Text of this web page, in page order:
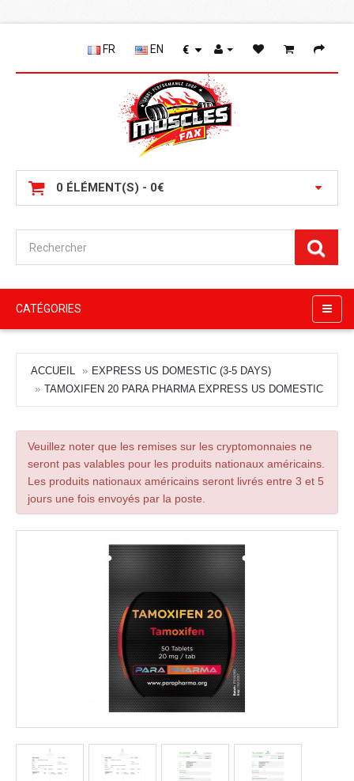
FR EN €
0 ÉLÉMENT(S) - 0€
CATÉGORIES
ACCUEIL
EXPRESS US DOMESTIC (3-5 DAYS)
TAMOXIFEN 20 PARA PHARMA EXPRESS US DOMESTIC
Veuillez noter que les remises sur les cryptomonnaies ne
seront pas valables pour les produits nationaux américains.
Les produits nationaux américains seront livrés entre 3 et 5
jours une fois envoyés par la poste.